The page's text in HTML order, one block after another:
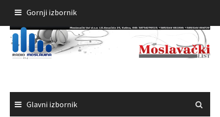
sadržaja
Gornji izbornik
Glavni izbornik